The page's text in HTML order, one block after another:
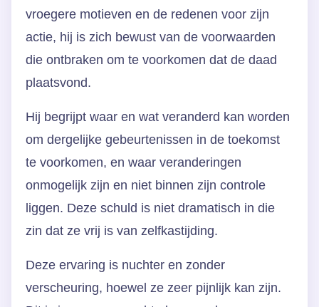
vroegere motieven en de redenen voor zijn
actie, hij is zich bewust van de voorwaarden
die ontbraken om te voorkomen dat de daad
plaatsvond.
Hij begrijpt waar en wat veranderd kan worden
om dergelijke gebeurtenissen in de toekomst
te voorkomen, en waar veranderingen
onmogelijk zijn en niet binnen zijn controle
liggen. Deze schuld is niet dramatisch in die
zin dat ze vrij is van zelfkastijding.
Deze ervaring is nuchter en zonder
verscheuring, hoewel ze zeer pijnlijk kan zijn.